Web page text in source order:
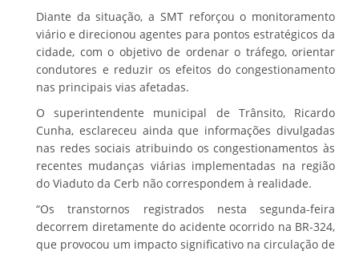
Diante da situação, a SMT reforçou o monitoramento
viário e direcionou agentes para pontos estratégicos da
cidade, com o objetivo de ordenar o tráfego, orientar
condutores e reduzir os efeitos do congestionamento
nas principais vias afetadas.
O superintendente municipal de Trânsito, Ricardo
Cunha, esclareceu ainda que informações divulgadas
nas redes sociais atribuindo os congestionamentos às
recentes mudanças viárias implementadas na região
do Viaduto da Cerb não correspondem à realidade.
“Os transtornos registrados nesta segunda-feira
decorrem diretamente do acidente ocorrido na BR-324,
que provocou um impacto significativo na circulação de